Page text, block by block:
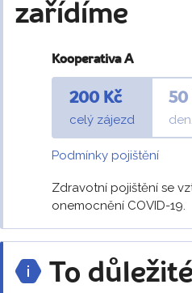
zařídíme
Kooperativa A
200 Kč
celý zájezd
50
Podmínky pojištění
Zdravotní pojištění se
onemocnění COVID-19.
To